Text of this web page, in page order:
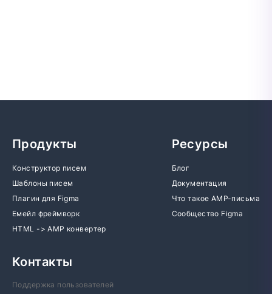
Продукты
Конструктор писем
Шаблоны писем
Плагин для Figma
Емейл фреймворк
HTML -> AMP конвертер
Ресурсы
Блог
Документация
Что такое AMP-письма
Сообщество Figma
Контакты
Поддержка пользователей